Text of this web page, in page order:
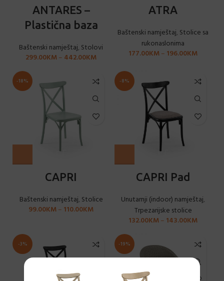
ANTARES –
Plastična baza
Baštenski namještaj, Stolovi
299.00KM– 442.00KM
ATRA
Baštenski namještaj, Stolice sa
rukonaslonima
177.00KM– 196.00KM
-18%
CAPRI
Baštenski namještaj, Stolice
99.00KM– 110.00KM
-8%
CAPRI Pad
Unutarnji (indoor) namještaj,
Trpezarijske stolice
132.00KM– 143.00KM
-3% -19%